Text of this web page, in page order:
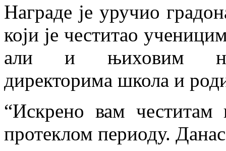
Награде је уручио
који је честитао
али и њиховим
директорима школа и
“Искрено вам
протеклом периоду.